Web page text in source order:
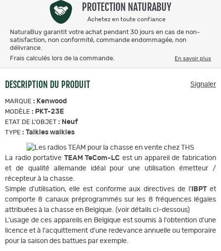
PROTECTION NATURABUY
Achetez en toute confiance
NaturaBuy garantit votre achat pendant 30 jours en cas de non-
satisfaction, non conformité, commande endommagée, non
délivrance.
Frais calculés lors de la commande.
En savoir plus
DESCRIPTION DU PRODUIT Signaler
MARQUE : Kenwood
MODÈLE : PKT-23E
ETAT DE L'OBJET : Neuf
TYPE : Talkies walkies
La radio portative TEAM TeCom-LC est un appareil de fabrication
et de qualité allemande idéal pour une utilisation émetteur /
récepteur à la chasse.
Simple d'utilisation, elle est conforme aux directives de l' IBPTet
comporte 8 canaux préprogrammés sur les 8 fréquences légales
attribuées à la chasse en Belgique. (voir détails ci-dessous)
L'usage de ces appareils en Belgique est soumis à l'obtention d'une
licence et à l'acquittement d'une redevance annuelle ou temporaire
pour la saison des battues par exemple.